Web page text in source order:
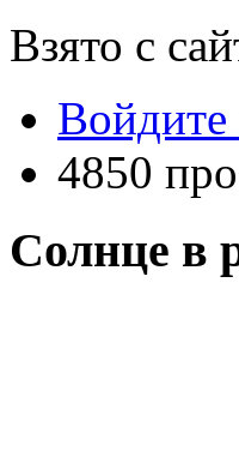
Взято с
Войдите
4850
Солнце в